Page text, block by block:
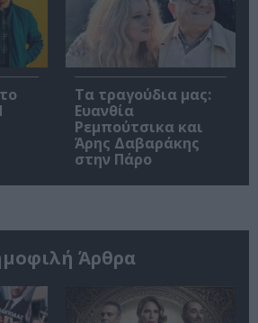
Τα τραγούδια μας:
Ευανθία
Ρεμπούτσικα και
Άρης Δαβαράκης
στην Πάρο
Άρθρα